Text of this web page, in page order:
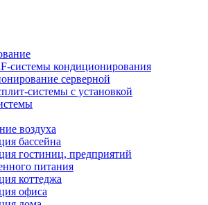
системы кондиционирования
серверной
системы с установкой
воздуха
бассейна
гостиниц, предприятий
питания
коттеджа
офиса